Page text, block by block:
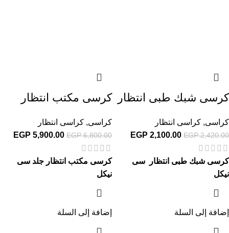
كرسى شبك طبى انتظار
كراسى, كراسى انتظار
EGP2,420.00
EGP 2,100.00
كرسى شبك طبى انتظار سى
نيكل
إضافة إلى السلة
كرسى مكتب انتظار
كراسى, كراسى انتظار
EGP6,800.00
EGP 5,900.00
كرسى مكتب انتظار جلد سى
نيكل
إضافة إلى السلة